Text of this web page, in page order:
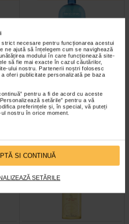
necesare pentru funcționarea acestui
ne ajută să înțelegem cum se navighează
modului în care funcționează site-
să fie mai exacte în cazul căutărilor,
ului nostru. Partenerii noștri folosesc
oferi publicitate personalizată pe baza
pentru a fi de acord cu aceste
setările” pentru a vă
preferințele și, în special, vă puteți
nostru în orice moment.
SI CONTINUĂ
SETĂRILE
o
Atoderm gel de dus, 1l,
BIODERMA
Pielea uscata si sensibila are
nevoie de o ingrijire specifica, chiar
si la dus, unde ingredientele…
Lei
Lei
-14% Preț întreg: